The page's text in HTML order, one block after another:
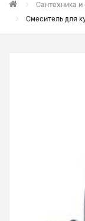
Сантехника
Смеситель для